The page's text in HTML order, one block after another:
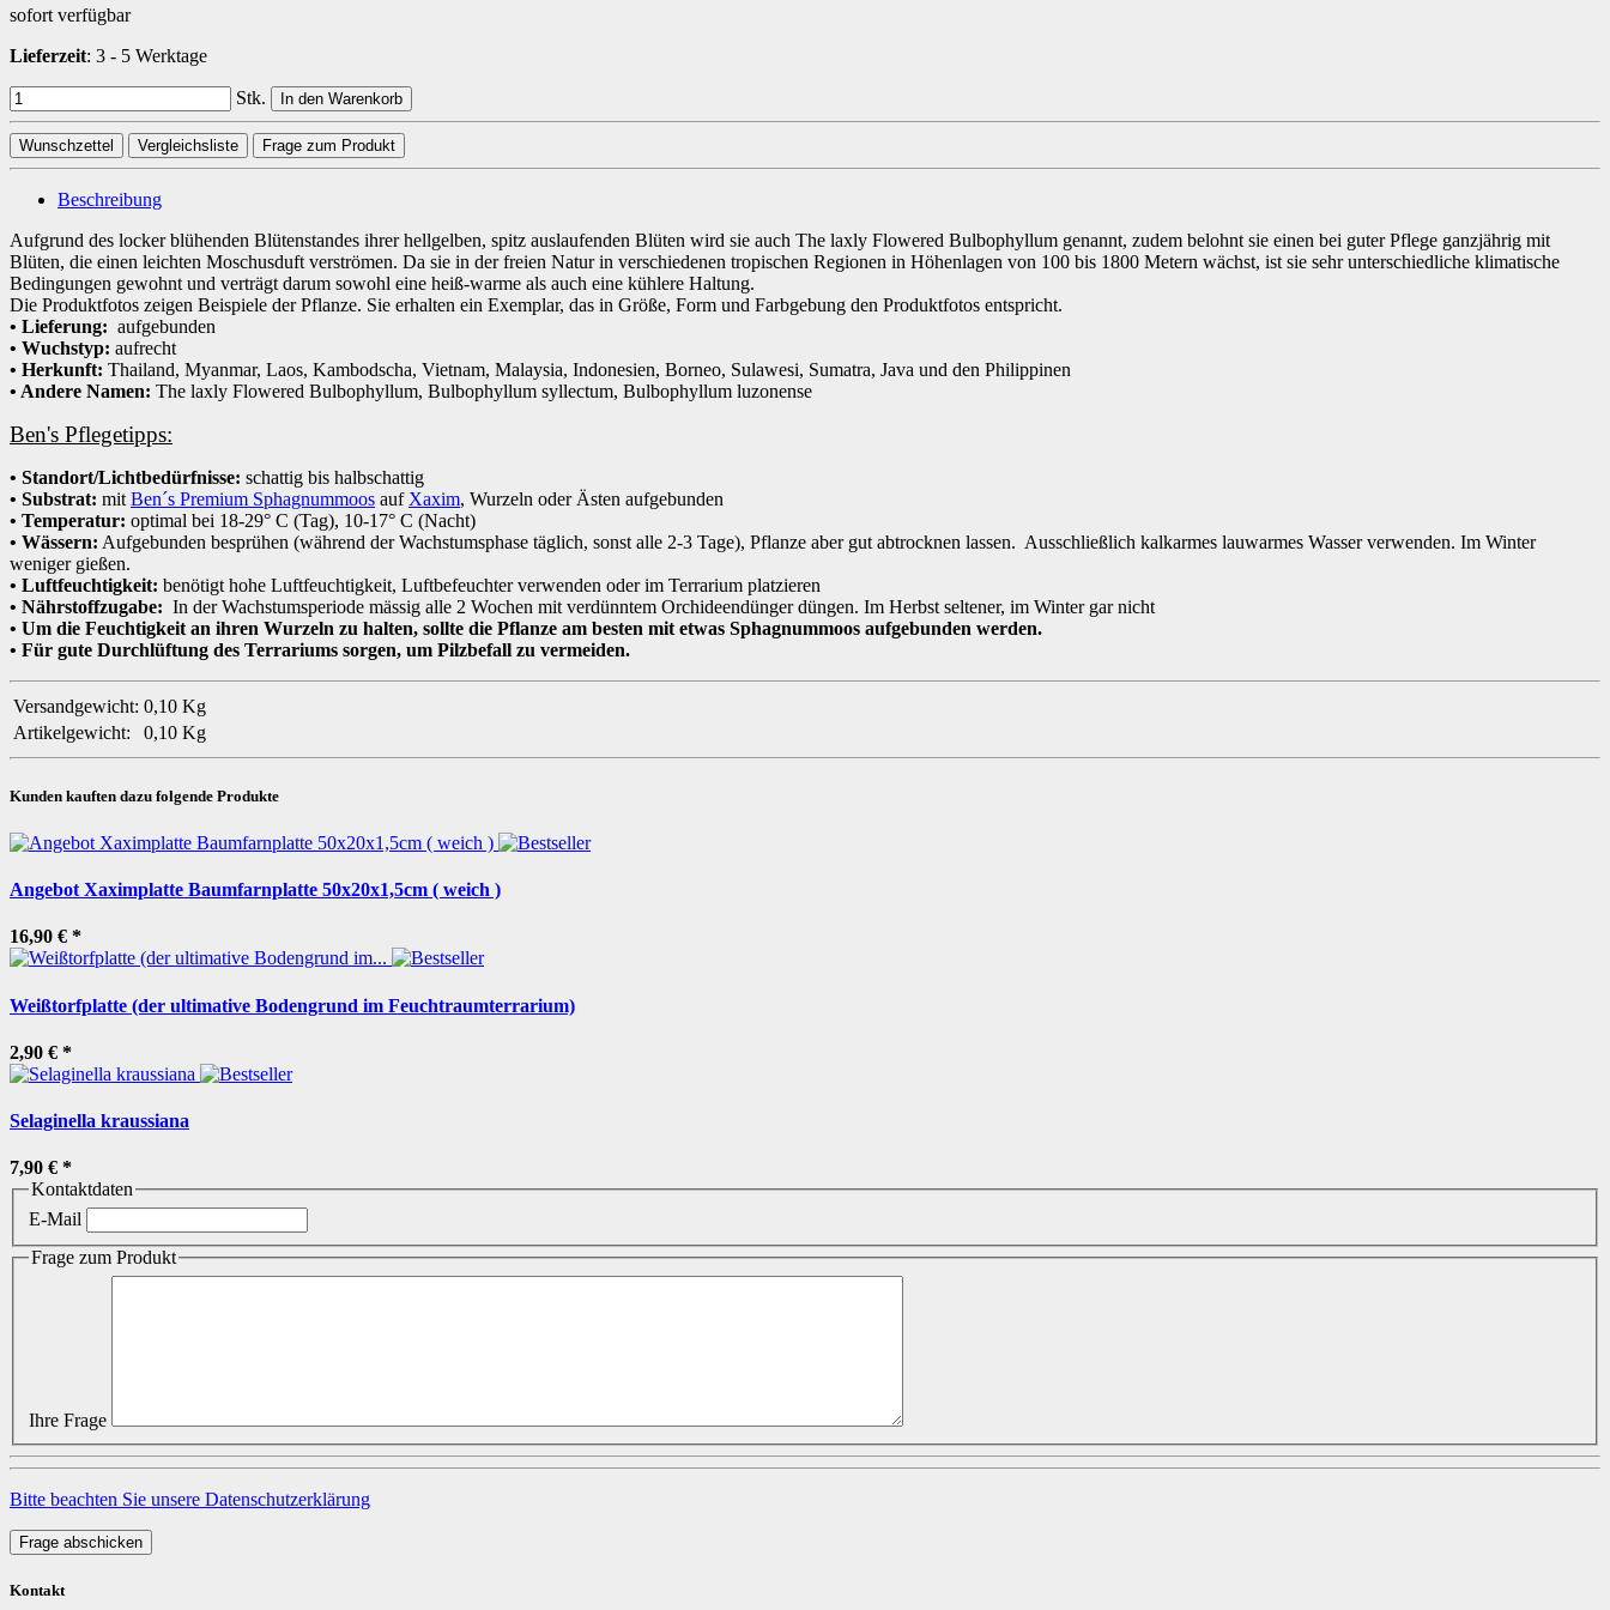
sofort verfügbar
Lieferzeit: 3 - 5 Werktage
Stk. In den Warenkorb
Wunschzettel Vergleichsliste Frage zum Produkt
Beschreibung
Aufgrund des locker blühenden Blütenstandes ihrer hellgelben, spitz auslaufenden Blüten wird sie auch The laxly Flowered Bulbophyllum genannt, zudem belohnt sie einen bei guter Pflege ganzjährig mit
Blüten, die einen leichten Moschusduft verströmen. Da sie in der freien Natur in verschiedenen tropischen Regionen in Höhenlagen von 100 bis 1800 Metern wächst, ist sie sehr unterschiedliche klimatische
Bedingungen gewohnt und verträgt darum sowohl eine heiß-warme als auch eine kühlere Haltung.
Die Produktfotos zeigen Beispiele der Pflanze. Sie erhalten ein Exemplar, das in Größe, Form und Farbgebung den Produktfotos entspricht.
• Lieferung: aufgebunden
• Wuchstyp: aufrecht
• Herkunft: Thailand, Myanmar, Laos, Kambodscha, Vietnam, Malaysia, Indonesien, Borneo, Sulawesi, Sumatra, Java und den Philippinen
• Andere Namen: The laxly Flowered Bulbophyllum, Bulbophyllum syllectum, Bulbophyllum luzonense
Ben's Pflegetipps:
• Standort/Lichtbedürfnisse: schattig bis halbschattig
• Substrat: mitBen´s Premium Sphagnummoos aufXaxim, Wurzeln oder Ästen aufgebunden
• Temperatur: optimal bei 18-29° C (Tag), 10-17° C (Nacht)
• Wässern: Aufgebunden besprühen (während der Wachstumsphase täglich, sonst alle 2-3 Tage), Pflanze aber gut abtrocknen lassen. Ausschließlich kalkarmes lauwarmes Wasser verwenden. Im Winter
weniger gießen.
• Luftfeuchtigkeit: benötigt hohe Luftfeuchtigkeit, Luftbefeuchter verwenden oder im Terrarium platzieren
• Nährstoffzugabe: In der Wachstumsperiode mässig alle 2 Wochen mit verdünntem Orchideendünger düngen. Im Herbst seltener, im Winter gar nicht
• Um die Feuchtigkeit an ihren Wurzeln zu halten, sollte die Pflanze am besten mit etwas Sphagnummoos aufgebunden werden.
• Für gute Durchlüftung des Terrariums sorgen, um Pilzbefall zu vermeiden.
Versandgewicht: 0,10 Kg
Artikelgewicht:
0,10 Kg
Kunden kauften dazu folgende Produkte
Angebot Xaximplatte Baumfarnplatte 50x20x1,5cm ( weich )
16,90 € *
Weißtorfplatte (der ultimative Bodengrund im Feuchtraumterrarium)
2,90 € *
Selaginella kraussiana
7,90 € *
Kontaktdaten
E-Mail
Frage zum Produkt
Ihre Frage
Bitte beachten Sie unsere Datenschutzerklärung
Frage abschicken
Kontakt